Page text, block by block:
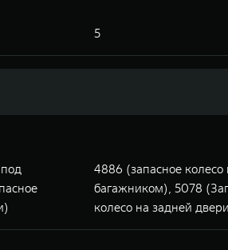
5
4886 (запасное колесо
багажником), 5078
колесо на задней